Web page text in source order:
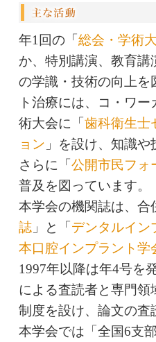
年1回の「 総会・学術
か、特別講演、教育
の学識・技術の向上を
ト治療には、コ・ワ
術大会に「 歯科衛生士
ョン 」を設け、知識
さらに「 公開市民フォ
普及を図っています。
本学会の機関誌は、合
誌 」と「 デンタルイン
本口腔インプラント学
1997年以降は年4号を
による査読者と専門
制度を設け、論文の査
本学会では「全国6支